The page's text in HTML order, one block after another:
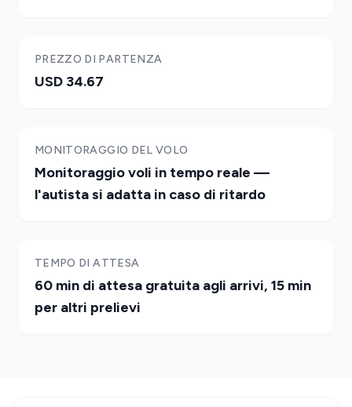
PREZZO DI PARTENZA
USD 34.67
MONITORAGGIO DEL VOLO
Monitoraggio voli in tempo reale —
l'autista si adatta in caso di ritardo
TEMPO DI ATTESA
60 min di attesa gratuita agli arrivi, 15 min
per altri prelievi